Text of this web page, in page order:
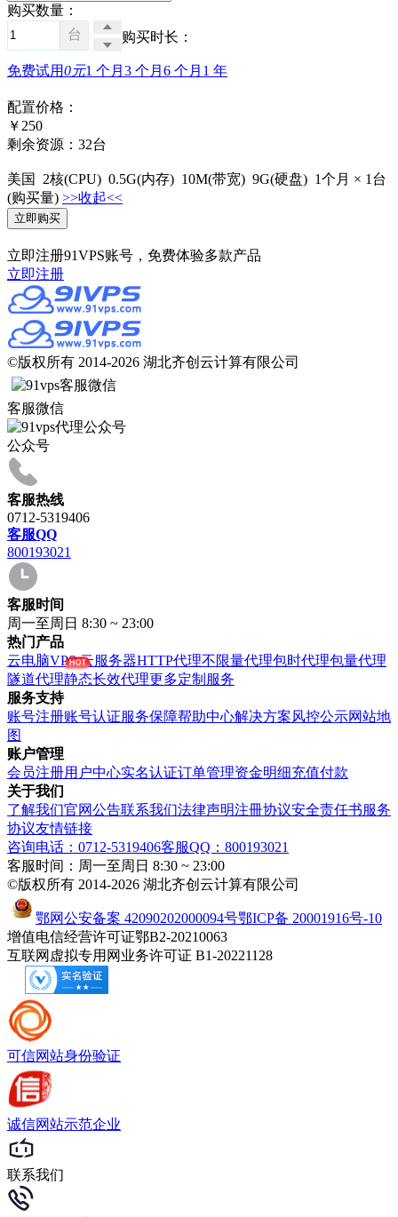
购买数量：
台
购买时长：
免费试用0元1 个月 3 个月 6 个月 1 年
配置价格：
￥ 250
剩余资源：32台
美国 2核(CPU) 0.5G(内存) 10M(带宽) 9G(硬盘) 1个月 × 1 台
(购买量) >>收起<<
立即注册91VPS账号，免费体验多款产品
立即注册
©版权所有 2014-2026 湖北齐创云计算有限公司
客服微信
公众号
客服热线
0712-5319406
客服QQ
800193021
客服时间
周一至周日 8:30 ~ 23:00
热门产品
云电脑VPS云服务器HTTP代理不限量代理包时代理包量代理
隧道代理静态长效代理更多定制服务
服务支持
账号注册账号认证服务保障帮助中心解决方案风控公示网站地
图
账户管理
会员注册用户中心实名认证订单管理资金明细充值付款
关于我们
了解我们官网公告联系我们法律声明注冊协议安全责任书服务
协议友情链接
咨询电话：0712-5319406客服QQ：800193021
客服时间：周一至周日 8:30 ~ 23:00
©版权所有 2014-2026 湖北齐创云计算有限公司
鄂网公安备案 42090202000094号鄂ICP备 20001916号-10
增值电信经营许可证鄂B2-20210063
互联网虚拟专用网业务许可证 B1-20221128
可信网站身份验证
诚信网站示范企业
联系我们